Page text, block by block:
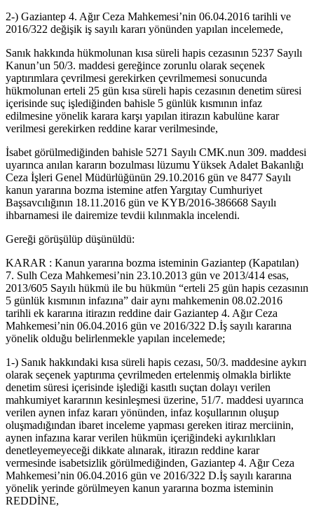
2-) Gaziantep 4. Ağır Ceza Mahkemesi’nin 06.04.2016 tarihli ve
2016/322 değişik iş sayılı kararı yönünden yapılan incelemede,
Sanık hakkında hükmolunan kısa süreli hapis cezasının 5237 Sayılı
Kanun’un 50/3. maddesi gereğince zorunlu olarak seçenek
yaptırımlara çevrilmesi gerekirken çevrilmemesi sonucunda
hükmolunan erteli 25 gün kısa süreli hapis cezasının denetim süresi
içerisinde suç işlediğinden bahisle 5 günlük kısmının infaz
edilmesine yönelik karara karşı yapılan itirazın kabulüne karar
verilmesi gerekirken reddine karar verilmesinde,
İsabet görülmediğinden bahisle 5271 Sayılı CMK.nun 309. maddesi
uyarınca anılan kararın bozulması lüzumu Yüksek Adalet Bakanlığı
Ceza İşleri Genel Müdürlüğünün 29.10.2016 gün ve 8477 Sayılı
kanun yararına bozma istemine atfen Yargıtay Cumhuriyet
Başsavcılığının 18.11.2016 gün ve KYB/2016-386668 Sayılı
ihbarnamesi ile dairemize tevdii kılınmakla incelendi.
Gereği görüşülüp düşünüldü:
KARAR : Kanun yararına bozma isteminin Gaziantep (Kapatılan)
7. Sulh Ceza Mahkemesi’nin 23.10.2013 gün ve 2013/414 esas,
2013/605 Sayılı hükmü ile bu hükmün “erteli 25 gün hapis cezasının
5 günlük kısmının infazına” dair aynı mahkemenin 08.02.2016
tarihli ek kararına itirazın reddine dair Gaziantep 4. Ağır Ceza
Mahkemesi’nin 06.04.2016 gün ve 2016/322 D.İş sayılı kararına
yönelik olduğu belirlenmekle yapılan incelemede;
1-) Sanık hakkındaki kısa süreli hapis cezası, 50/3. maddesine aykırı
olarak seçenek yaptırıma çevrilmeden ertelenmiş olmakla birlikte
denetim süresi içerisinde işlediği kasıtlı suçtan dolayı verilen
mahkumiyet kararının kesinleşmesi üzerine, 51/7. maddesi uyarınca
verilen aynen infaz kararı yönünden, infaz koşullarının oluşup
oluşmadığından ibaret inceleme yapması gereken itiraz merciinin,
aynen infazına karar verilen hükmün içeriğindeki aykırılıkları
denetleyemeyeceği dikkate alınarak, itirazın reddine karar
vermesinde isabetsizlik görülmediğinden, Gaziantep 4. Ağır Ceza
Mahkemesi’nin 06.04.2016 gün ve 2016/322 D.İş sayılı kararına
yönelik yerinde görülmeyen kanun yararına bozma isteminin
REDDİNE,